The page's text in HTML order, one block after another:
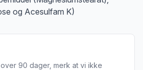
og Acesulfam K)
90 dager, merk at vi ikke